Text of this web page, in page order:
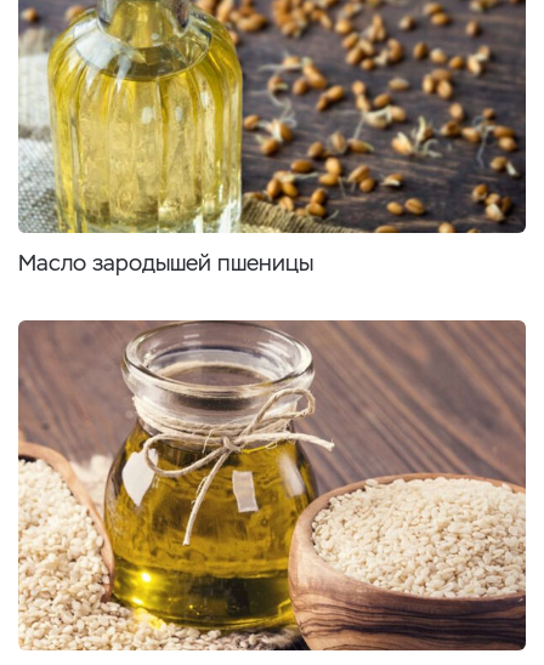
Масло зародышей пшеницы